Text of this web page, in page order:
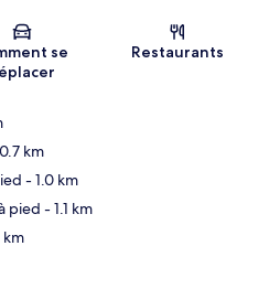
Carte
se
Restaurants
km
- 1.0 km
pied - 1.1 km
km